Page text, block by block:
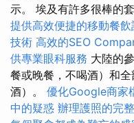
示。 埃及有許多很棒的
提供高效便捷的移動餐飲
技術 高效的SEO
供專業眼科服務 大陸的
餐或晚餐，不喝酒）和
酒）。 優化Google商家
中的疑惑 辦理護照的完